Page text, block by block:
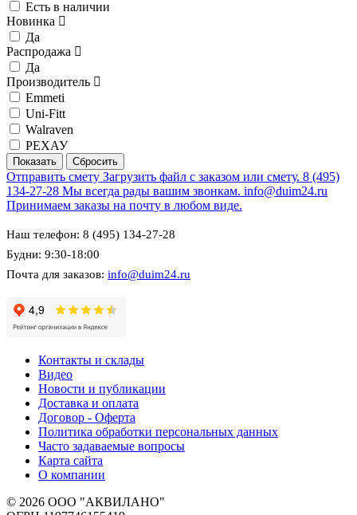
Есть в наличии
Новинка
Да
Распродажа
Да
Производитель
Emmeti
Uni-Fitt
Walraven
РЕХАУ
Отправить смету Загрузить файл с заказом или смету. 8 (495)
134-27-28 Мы всегда рады вашим звонкам. info@duim24.ru
Принимаем заказы на почту в любом виде.
Наш телефон: 8 (495) 134-27-28
Будни: 9:30-18:00
Почта для заказов: info@duim24.ru
Контакты и склады
Видео
Новости и публикации
Доставка и оплата
Договор - Оферта
Политика обработки персональных данных
Часто задаваемые вопросы
Карта сайта
О компании
© 2026 ООО "АКВИЛАНО"